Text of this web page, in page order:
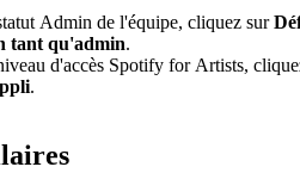
Admin de l'équipe, cliquez sur
tant qu'admin.
d'accès Spotify for Artists,
.